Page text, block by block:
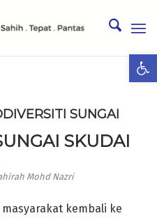
SUNGAI
SKUDAI
Mohd Nazri
kembali ke